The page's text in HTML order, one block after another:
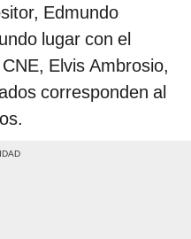
Edmundo
lugar con el
Elvis Ambrosio,
corresponden al